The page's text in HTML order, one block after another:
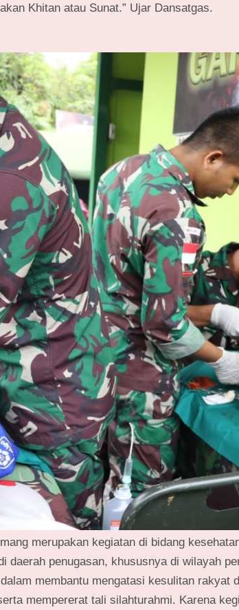
Khitan atau Sunat.” Ujar Dansatgas.
merupakan kegiatan di bidang
daerah penugasan, khususnya di wilayah
membantu mengatasi kesulitan rakyat
mempererat tali silahturahmi. Karena